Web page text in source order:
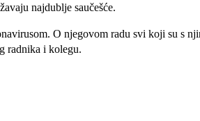
najdublje saučešće.
O njegovom radu svi koji su s
radnika i kolegu.